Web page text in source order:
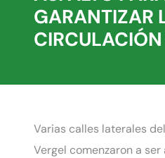
GARANTIZAR
Varias calles laterales
Vergel comenzaron a